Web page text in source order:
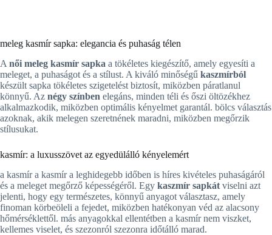
meleg kasmír sapka: elegancia és puhaság télen
A női meleg kasmír sapka a tökéletes kiegészítő, amely egyesíti a
meleget, a puhaságot és a stílust. A kiváló minőségű kaszmírból
készült sapka tökéletes szigetelést biztosít, miközben páratlanul
könnyű. Az négy színben elegáns, minden téli és őszi öltözékhez
alkalmazkodik, miközben optimális kényelmet garantál. bölcs választás
azoknak, akik melegen szeretnének maradni, miközben megőrzik
stílusukat.
kasmír: a luxusszövet az egyedülálló kényelemért
a kasmír a kasmír a leghidegebb időben is híres kivételes puhaságáról
és a meleget megőrző képességéről. Egy kaszmír sapkát viselni azt
jelenti, hogy egy természetes, könnyű anyagot választasz, amely
finoman körbeöleli a fejedet, miközben hatékonyan véd az alacsony
hőmérséklettől. más anyagokkal ellentétben a kasmír nem viszket,
kellemes viselet, és szezonról szezonra időtálló marad.